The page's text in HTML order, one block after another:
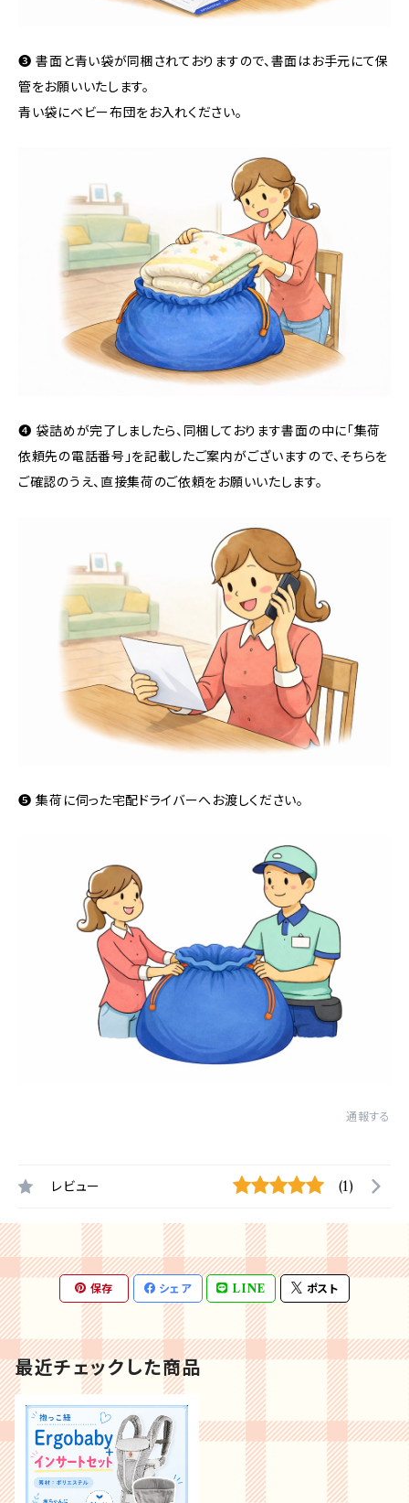
❸ 書面と青い袋が同梱されておりますので、書面はお手元にて保
管をお願いいたします。
青い袋にベビー布団をお入れください。
❹ 袋詰めが完了しましたら、同梱しております書面の中に「集荷
依頼先の電話番号」を記載したご案内がございますので、そちらを
ご確認のうえ、直接集荷のご依頼をお願いいたします。
❺ 集荷に伺った宅配ドライバーへお渡しください。
通報する
レビュー (1)
保存 シェア LINE ポスト
最近チェックした商品